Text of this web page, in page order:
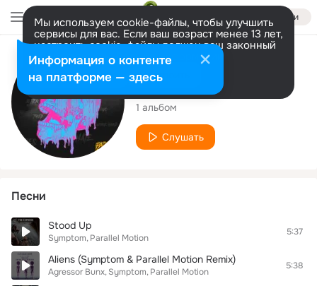
Войти
Мы используем cookie-файлы, чтобы улучшить
сервисы для вас. Если ваш возраст менее 13 лет,
настроить cookie-файлы должен ваш законный
представитель. Больше информации
Разрешить все Настроить
Исполнитель
Parallel Motion
1 альбом
Слушать
Песни
Stood Up
Symptom Parallel Motion
5:37
Aliens (Symptom & Parallel Motion Remix)
Agressor Bunx Symptom Parallel Motion
5:38
Информация о контенте
на платформе — здесь